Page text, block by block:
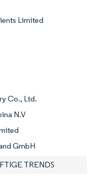
Limited
Co., Ltd.
N.V
GmbH
TRENDS